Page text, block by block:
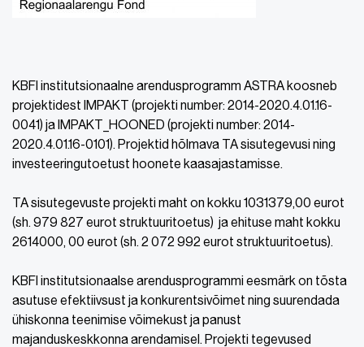
KBFI institutsionaalne arendusprogramm ASTRA koosneb
projektidest IMPAKT (projekti number: 2014-2020.4.01.16-
0041) ja IMPAKT_HOONED (projekti number: 2014-
2020.4.01.16-0101). Projektid hõlmava TA sisutegevusi ning
investeeringutoetust hoonete kaasajastamisse.
TA sisutegevuste projekti maht on kokku 1031379,00 eurot
(sh. 979 827 eurot struktuuritoetus) ja ehituse maht kokku
2614000, 00 eurot (sh. 2 072 992 eurot struktuuritoetus).
KBFI institutsionaalse arendusprogrammi eesmärk on tõsta
asutuse efektiivsust ja konkurentsivõimet ning suurendada
ühiskonna teenimise võimekust ja panust
majanduskeskkonna arendamisel. Projekti tegevused